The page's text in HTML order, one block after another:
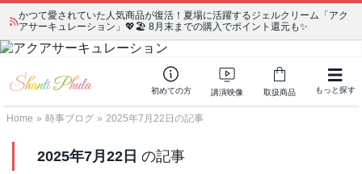
かつて愛されていた人気商品が復活！夏場に活躍するジェルクリーム「アク
アサーキュレーション」💖🏖️ 8月末までの購入でポイント還元も✨
初めての方 講演映像 取扱商品 もっと探す
Home » 時事ブログ » 2025年7月22日の記事
2025年7月22日 の記事